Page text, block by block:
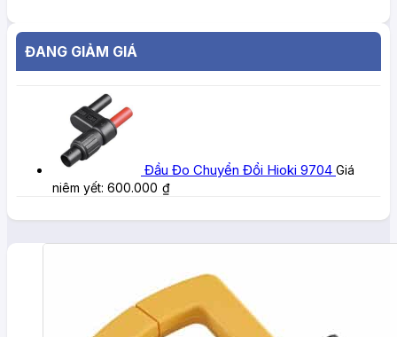
ĐANG GIẢM GIÁ
Đầu Đo Chuyển Đổi Hioki 9704 Giá
niêm yết: 600.000 ₫